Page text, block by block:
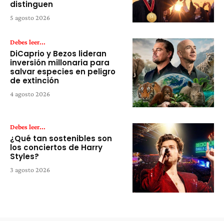
distinguen
5 agosto 2026
Debes leer...
DiCaprio y Bezos lideran
inversión millonaria para
salvar especies en peligro
de extinción
4 agosto 2026
Debes leer...
¿Qué tan sostenibles son
los conciertos de Harry
Styles?
3 agosto 2026